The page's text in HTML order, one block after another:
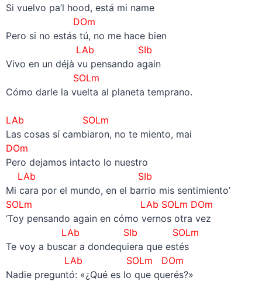
Si vuelvo pa’l hood, está mi name
DOm
Pero si no estás tú, no me hace bien
LAb SIb
Vivo en un déjà vu pensando again
SOLm
Cómo darle la vuelta al planeta temprano.
LAb SOLm
Las cosas sí cambiaron, no te miento, mai
DOm
Pero dejamos intacto lo nuestro
LAb SIb
Mi cara por el mundo, en el barrio mis sentimiento’
SOLm LAb SOLm DOm
‘Toy pensando again en cómo vernos otra vez
LAb SIb SOLm
Te voy a buscar a dondequiera que estés
LAb SOLm DOm
Nadie preguntó: «¿Qué es lo que querés?»